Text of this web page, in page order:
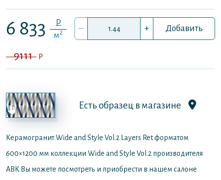
6 833 P
м2 – + Добавить
9111 P
Есть образец в магазине
Керамогранит Wide and Style Vol.2 Layers Ret форматом
600×1200 мм коллекции Wide and Style Vol.2 производителя
ABK Вы можете посмотреть и приобрести в нашем салоне